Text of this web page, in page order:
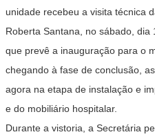
unidade recebeu a visita técnica
Roberta Santana, no sábado,
que prevê a inauguração para o
chegando à fase de conclusão,
agora na etapa de instalação e
e do mobiliário hospitalar.
Durante a vistoria, a Secretária